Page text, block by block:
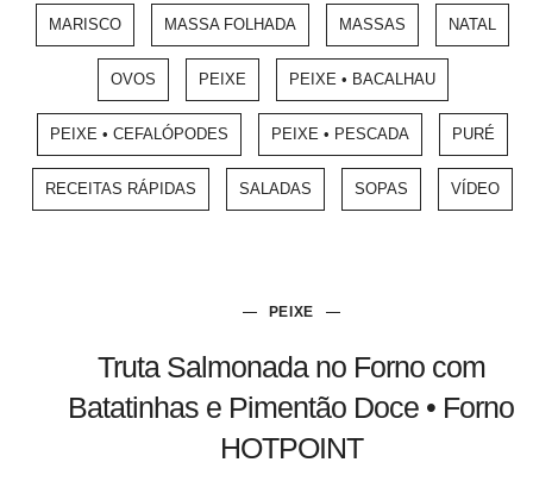
MARISCO MASSA FOLHADA MASSAS NATAL
OVOS PEIXE PEIXE • BACALHAU
PEIXE • CEFALÓPODES PEIXE • PESCADA PURÉ
RECEITAS RÁPIDAS SALADAS SOPAS VÍDEO
PEIXE
Truta Salmonada no Forno com
Batatinhas e Pimentão Doce • Forno
HOTPOINT